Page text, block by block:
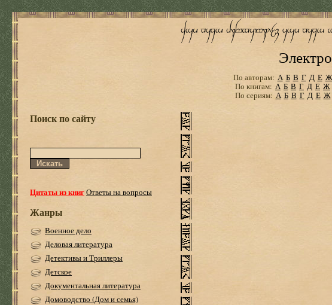
По авторам: А Б В Г Д Е Ж
По книгам: А Б В Г Д Е Ж
По сериям: А Б В Г Д Е Ж
Поиск по сайту
Цитаты из книгОтветы на вопросы
Жанры
Военное дело
Деловая литература
Детективы и Триллеры
Детское
Документальная литература
Домоводство (Дом и семья)